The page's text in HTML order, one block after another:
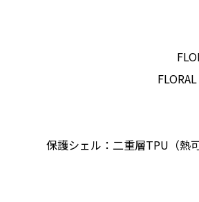
保護シェル：二重層TPU（熱